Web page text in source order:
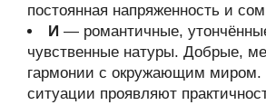
постоянная напряженность и
И — романтичные,
чувственные натуры. Добрые,
гармонии с окружающим миром.
ситуации проявляют